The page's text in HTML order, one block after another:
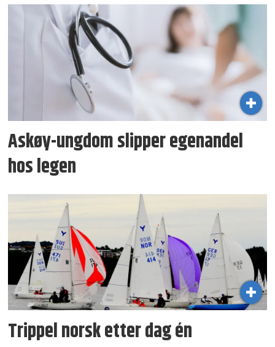
Askøy-ungdom slipper egenandel
hos legen
Trippel norsk etter dag én